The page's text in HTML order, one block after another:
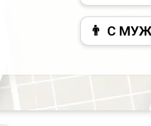
👨 С